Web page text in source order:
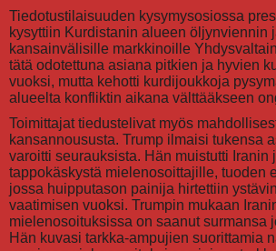
Tiedotustilaisuuden kysymysosiossa
kysyttiin Kurdistanin alueen öljynviennin
kansainvälisille markkinoille
tätä odotettuna asiana pitkien ja hyvien
vuoksi, mutta kehotti kurdijoukkoja
alueelta konfliktin aikana välttääkseen
Toimittajat tiedustelivat myös
kansannoususta. Trump ilmaisi tukensa
varoitti seurauksista. Hän muistutti Iranin
tappokäskystä mielenosoittajille, tuoden
jossa huipputason painija hirtettiin
vaatimisen vuoksi. Trumpin mukaan
mielenosoituksissa on saanut surmansa
Hän kuvasi tarkka-ampujien suorittamia